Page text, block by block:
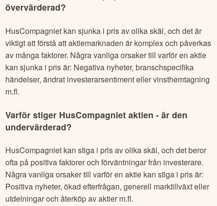
övervärderad?
HusCompagniet kan sjunka i pris av olika skäl, och det är
viktigt att förstå att aktiemarknaden är komplex och påverkas
av många faktorer. Några vanliga orsaker till varför en aktie
kan sjunka i pris är: Negativa nyheter, branschspecifika
händelser, ändrat investerarsentiment eller vinsthemtagning
m.fl.
Varför stiger HusCompagniet aktien - är den
undervärderad?
HusCompagniet kan stiga i pris av olika skäl, och det beror
ofta på positiva faktorer och förväntningar från investerare.
Några vanliga orsaker till varför en aktie kan stiga i pris är:
Positiva nyheter, ökad efterfrågan, generell marktillväxt eller
utdelningar och återköp av aktier m.fl.